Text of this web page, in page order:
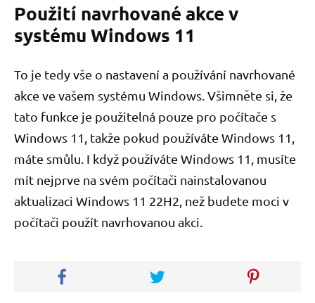
Použití navrhované akce v
systému Windows 11
To je tedy vše o nastavení a používání navrhované
akce ve vašem systému Windows. Všimněte si, že
tato funkce je použitelná pouze pro počítače s
Windows 11, takže pokud používáte Windows 11,
máte smůlu. I když používáte Windows 11, musíte
mít nejprve na svém počítači nainstalovanou
aktualizaci Windows 11 22H2, než budete moci v
počítači použít navrhovanou akci.